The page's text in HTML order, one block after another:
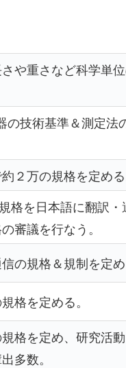
や重さなど科学単
の技術基準＆測定法
２万の規格を定める
格を日本語に翻訳・
審議を行なう。
の規格＆規制を定め
格を定める。
格を定め、研究活
多数。